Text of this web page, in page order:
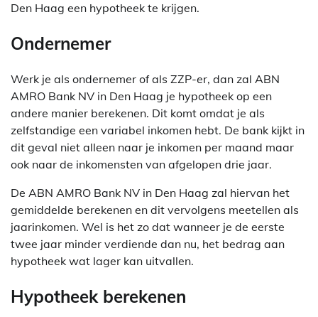
Den Haag een hypotheek te krijgen.
Ondernemer
Werk je als ondernemer of als ZZP-er, dan zal ABN
AMRO Bank NV in Den Haag je hypotheek op een
andere manier berekenen. Dit komt omdat je als
zelfstandige een variabel inkomen hebt. De bank kijkt in
dit geval niet alleen naar je inkomen per maand maar
ook naar de inkomensten van afgelopen drie jaar.
De ABN AMRO Bank NV in Den Haag zal hiervan het
gemiddelde berekenen en dit vervolgens meetellen als
jaarinkomen. Wel is het zo dat wanneer je de eerste
twee jaar minder verdiende dan nu, het bedrag aan
hypotheek wat lager kan uitvallen.
Hypotheek berekenen